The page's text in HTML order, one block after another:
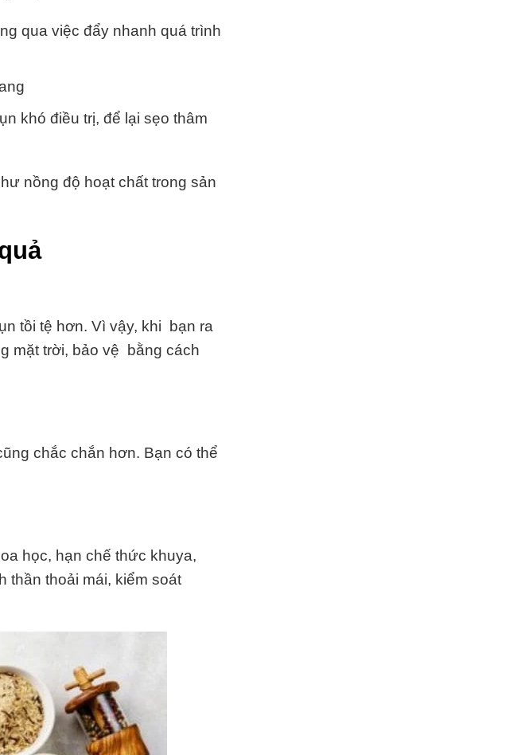
qua việc đẩy nhanh quá trình
khó điều trị, để lại sẹo thâm
nồng độ hoạt chất trong sản
tồi tệ hơn. Vì vậy, khi bạn ra
mặt trời, bảo vệ bằng cách
chắc chắn hơn. Bạn có thể
học, hạn chế thức khuya,
thần thoải mái, kiểm soát